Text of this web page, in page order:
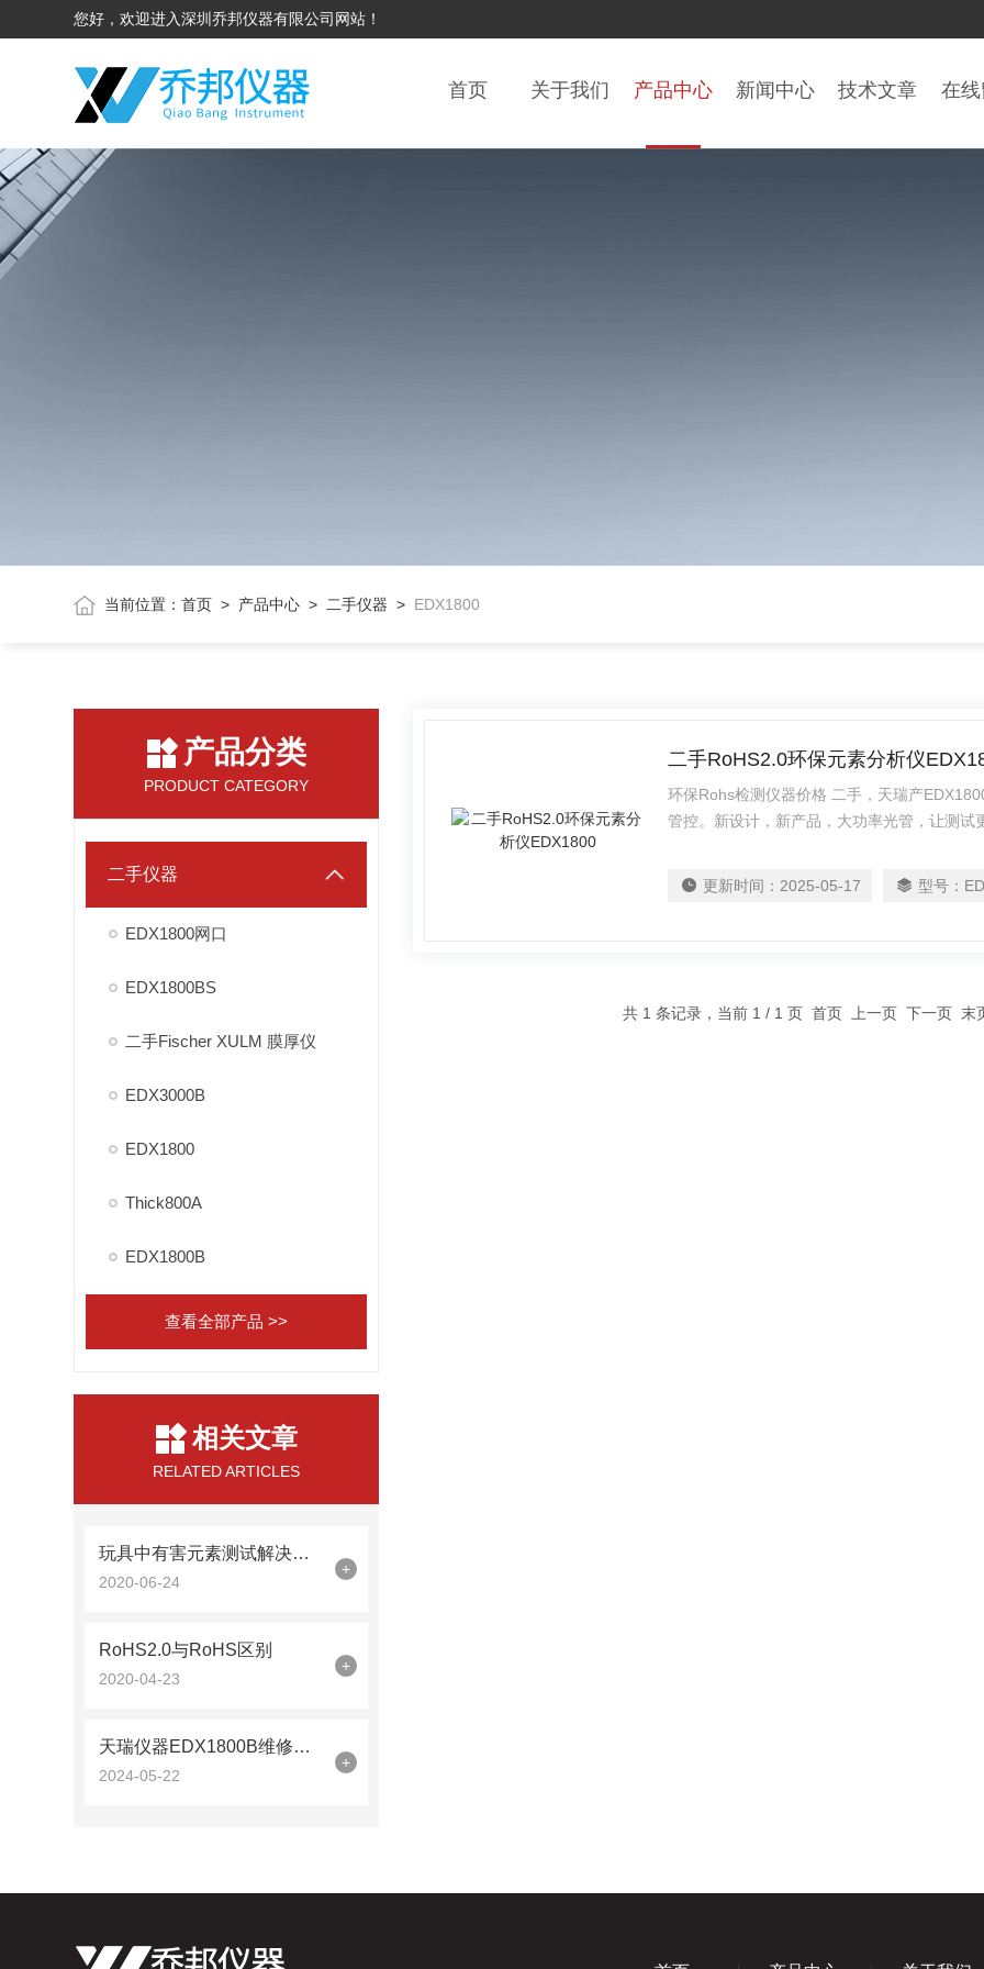
您好，欢迎进入深圳乔邦仪器有限公司网站！
首页 关于我们 产品中心 新闻中心 技术文章 在
当前位置：首页 > 产品中心 > 二手仪器 > EDX1800
产品分类
PRODUCT CATEGORY
二手仪器
EDX1800网口
EDX1800BS
二手Fischer XULM 膜厚仪
EDX3000B
EDX1800
Thick800A
EDX1800B
查看全部产品 >>
相关文章
RELATED ARTICLES
玩具中有害元素测试解决方案
2020-06-24
+
RoHS2.0与RoHS区别
2020-04-23
+
天瑞仪器EDX1800B维修与故障处理
2024-05-22
+
二手RoHS2.0环保元素分析仪
环保Rohs检测仪器价格 二手，天瑞产
管控。新设计，新产品，大功率光管，让测试
更新时间： 2025-05-17 型号：
共 1 条记录，当前 1 / 1 页 首页 上一页 下一页 末